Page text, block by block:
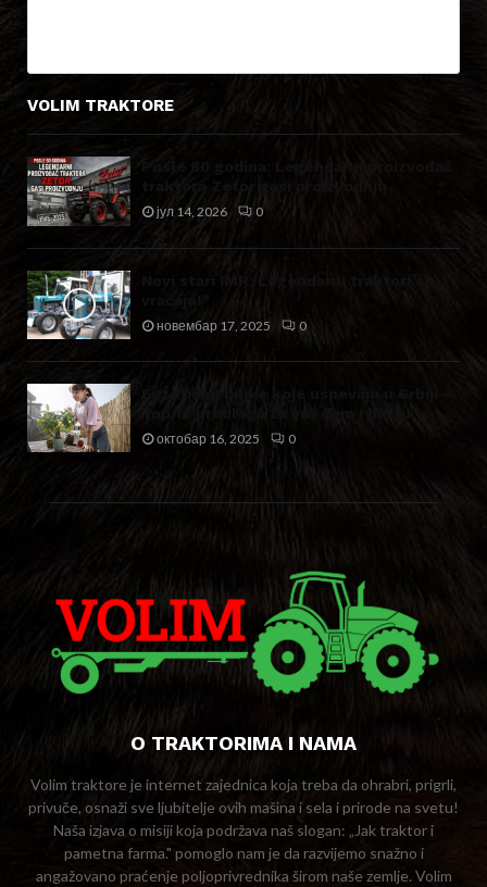
VOLIM TRAKTORE
јул 14, 2026 0
новембар 17, 2025 0
Top 12 predloga za vaš dom i baštu
октобар 16, 2025 0
O TRAKTORIMA I NAMA
Volim traktore je internet zajednica koja treba da ohrabri, prigrli,
privuče, osnaži sve ljubitelje ovih mašina i sela i prirode na svetu!
Naša izjava o misiji koja podržava naš slogan: „Jak traktor i
pametna farma." pomoglo nam je da razvijemo snažno i
angažovano praćenje poljoprivrednika širom naše zemlje. Volim